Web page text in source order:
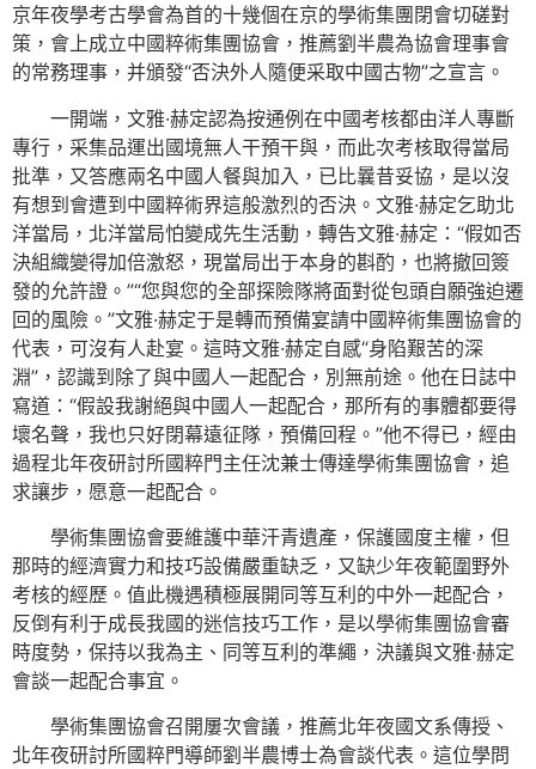
京年夜學考古學會為首的十幾個在京的學術集團閉會切磋對
策，會上成立中國粹術集團協會，推薦劉半農為協會理事會
的常務理事，并頒發“否決外人隨便采取中國古物”之宣言。
一開端，文雅·赫定認為按通例在中國考核都由洋人專斷
專行，采集品運出國境無人干預干與，而此次考核取得當局
批準，又答應兩名中國人餐與加入，已比曩昔妥協，是以沒
有想到會遭到中國粹術界這般激烈的否決。文雅·赫定乞助北
洋當局，北洋當局怕變成先生活動，轉告文雅·赫定：“假如否
決組織變得加倍激怒，現當局出于本身的斟酌，也將撤回簽
發的允許證。”“您與您的全部探險隊將面對從包頭自願強迫遷
回的風險。”文雅·赫定于是轉而預備宴請中國粹術集團協會的
代表，可沒有人赴宴。這時文雅·赫定自感“身陷艱苦的深
淵”，認識到除了與中國人一起配合，別無前途。他在日誌中
寫道：“假設我謝絕與中國人一起配合，那所有的事體都要得
壞名聲，我也只好閉幕遠征隊，預備回程。”他不得已，經由
過程北年夜研討所國粹門主任沈兼士傳達學術集團協會，追
求讓步，愿意一起配合。
學術集團協會要維護中華汗青遺產，保護國度主權，但
那時的經濟實力和技巧設備嚴重缺乏，又缺少年夜範圍野外
考核的經歷。值此機遇積極展開同等互利的中外一起配合，
反倒有利于成長我國的迷信技巧工作，是以學術集團協會審
時度勢，保持以我為主、同等互利的準繩，決議與文雅·赫定
會談一起配合事宜。
學術集團協會召開屢次會議，推薦北年夜國文系傳授、
北年夜研討所國粹門導師劉半農博士為會談代表。這位學問